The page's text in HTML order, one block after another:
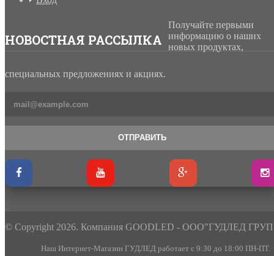
НОВОСТНАЯ РАССЫЛКА
Получайте первыми
информацию о наших
новых продуктах,
специальных предложениях и акциях.
ОТПРАВИТЬ
© Copyright 2026. Компания GOODLED - ООО"ГУДЛЕД
Наш Интернет-Магазин ГУДЛЕД работает с 9:30 до 18:00 ПН-ПТ.